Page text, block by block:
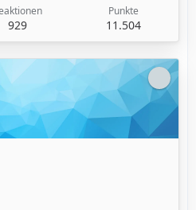
929
Punkte
11.504